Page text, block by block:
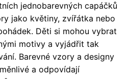
jednobarevných capáčků
jako květiny, zvířátka nebo
Děti si mohou vybrat
motivy a vyjádřit tak
Barevné vzory a designy
a odpovídají